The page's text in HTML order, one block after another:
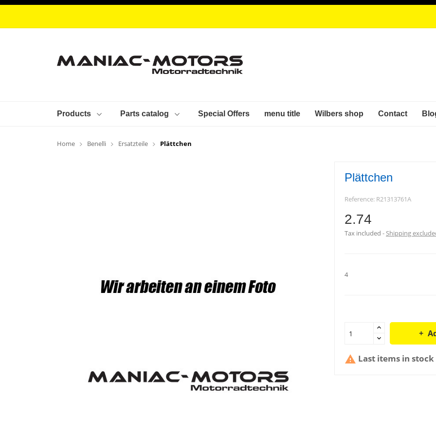
Products Parts catalog Special Offers menu title Wilbers shop Contact
Home Benelli Ersatzteile Plättchen
Plättchen
Reference: R21313761A
2.74
Tax included Shipping
4
 Last items in stock